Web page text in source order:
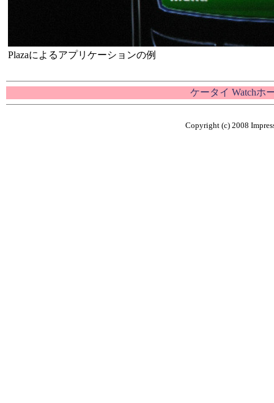
Plazaによるアプリケーションの例
ケータイ Watchホ
Copyright (c) 2008